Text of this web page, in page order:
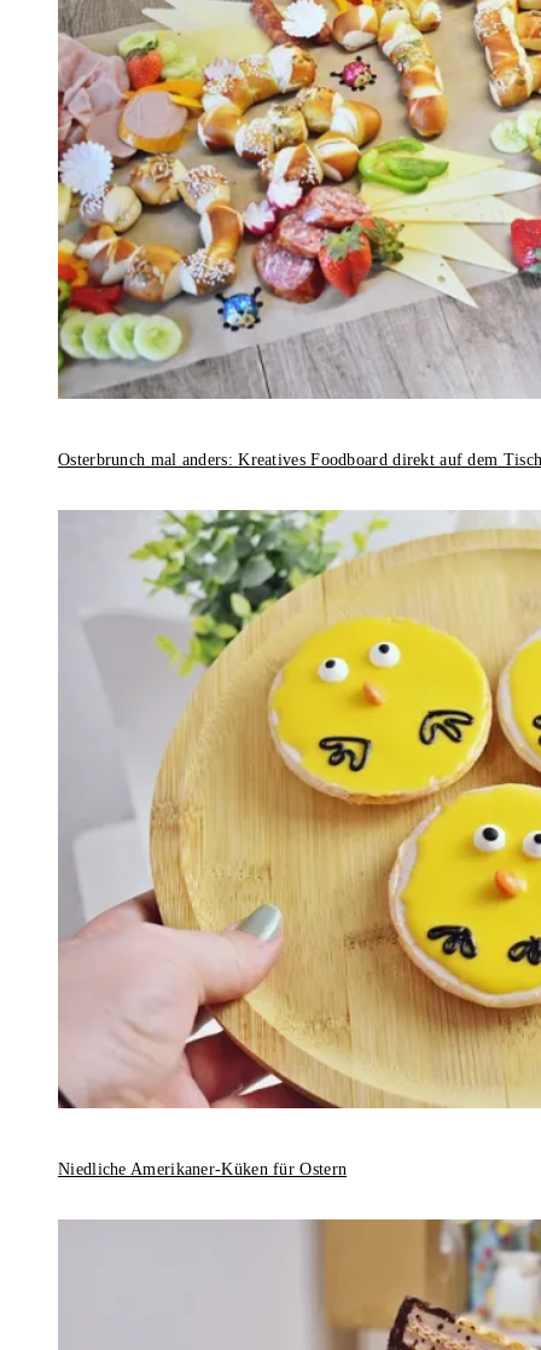
Osterbrunch mal anders: Kreatives Foodboard direkt auf dem
Niedliche Amerikaner-Küken für Ostern